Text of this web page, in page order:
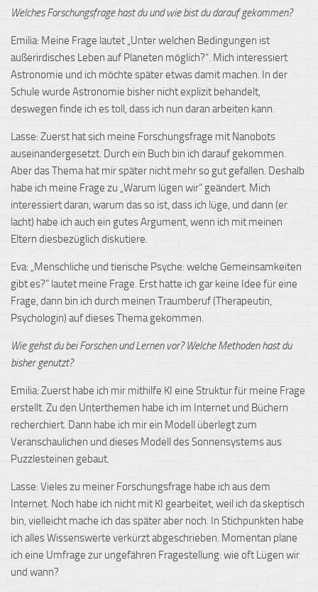
Welches Forschungsfrage hast du und wie bist du darauf gekommen?
Emilia: Meine Frage lautet „Unter welchen Bedingungen ist
außerirdisches Leben auf Planeten möglich?“. Mich interessiert
Astronomie und ich möchte später etwas damit machen. In der
Schule wurde Astronomie bisher nicht explizit behandelt,
deswegen finde ich es toll, dass ich nun daran arbeiten kann.
Lasse: Zuerst hat sich meine Forschungsfrage mit Nanobots
auseinandergesetzt. Durch ein Buch bin ich darauf gekommen.
Aber das Thema hat mir später nicht mehr so gut gefallen. Deshalb
habe ich meine Frage zu „Warum lügen wir“ geändert. Mich
interessiert daran, warum das so ist, dass ich lüge, und dann (er
lacht) habe ich auch ein gutes Argument, wenn ich mit meinen
Eltern diesbezüglich diskutiere.
Eva: „Menschliche und tierische Psyche: welche Gemeinsamkeiten
gibt es?“ lautet meine Frage. Erst hatte ich gar keine Idee für eine
Frage, dann bin ich durch meinen Traumberuf (Therapeutin,
Psychologin) auf dieses Thema gekommen.
Wie gehst du bei Forschen und Lernen vor? Welche Methoden hast du
bisher genutzt?
Emilia: Zuerst habe ich mir mithilfe KI eine Struktur für meine Frage
erstellt. Zu den Unterthemen habe ich im Internet und Büchern
recherchiert. Dann habe ich mir ein Modell überlegt zum
Veranschaulichen und dieses Modell des Sonnensystems aus
Puzzlesteinen gebaut.
Lasse: Vieles zu meiner Forschungsfrage habe ich aus dem
Internet. Noch habe ich nicht mit KI gearbeitet, weil ich da skeptisch
bin, vielleicht mache ich das später aber noch. In Stichpunkten habe
ich alles Wissenswerte verkürzt abgeschrieben. Momentan plane
ich eine Umfrage zur ungefähren Fragestellung: wie oft Lügen wir
und wann?